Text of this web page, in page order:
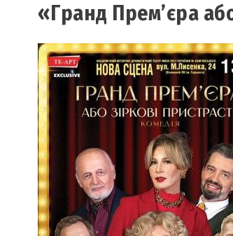
«Гранд Прем’єра